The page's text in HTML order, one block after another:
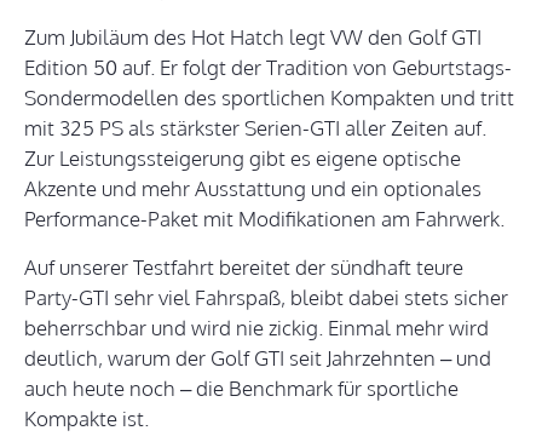
Zum Jubiläum des Hot Hatch legt VW den Golf GTI
Edition 50 auf. Er folgt der Tradition von Geburtstags-
Sondermodellen des sportlichen Kompakten und tritt
mit 325 PS als stärkster Serien-GTI aller Zeiten auf.
Zur Leistungssteigerung gibt es eigene optische
Akzente und mehr Ausstattung und ein optionales
Performance-Paket mit Modifikationen am Fahrwerk.
Auf unserer Testfahrt bereitet der sündhaft teure
Party-GTI sehr viel Fahrspaß, bleibt dabei stets sicher
beherrschbar und wird nie zickig. Einmal mehr wird
deutlich, warum der Golf GTI seit Jahrzehnten – und
auch heute noch – die Benchmark für sportliche
Kompakte ist.